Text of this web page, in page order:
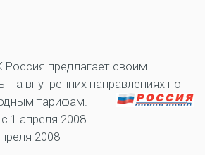
предлагает своим
на внутренних направлениях по
тарифам.
1 апреля 2008.
2008